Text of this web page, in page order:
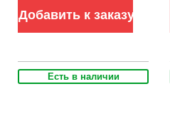
38 мм., штанга 122
см., 5,5 кг.)
Добавить к заказу
Есть в наличии